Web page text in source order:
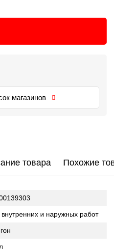
магазинов
товара Похожие
и наружных работ